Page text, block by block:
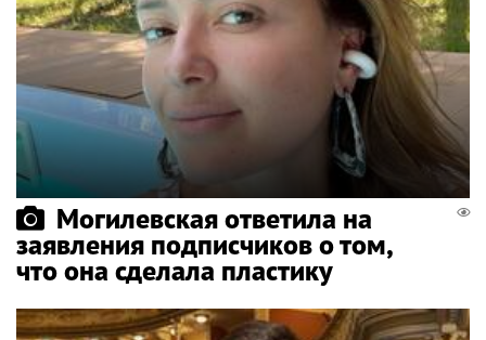
Могилевская ответила на
заявления подписчиков о том,
что она сделала пластику